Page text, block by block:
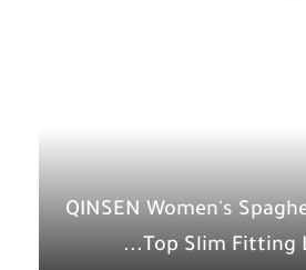
QINSEN Women's
Top Slim Fitting